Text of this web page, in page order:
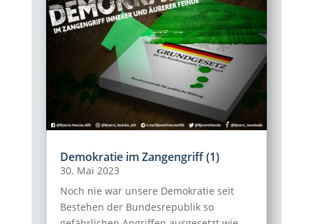
Demokratie im Zangengriff (1)
30. Mai 2023
Noch nie war unsere Demokratie seit
Bestehen der Bundesrepublik so